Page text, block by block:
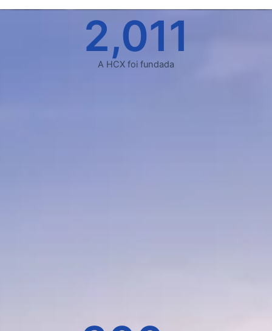
2,011
A HCX foi fundada